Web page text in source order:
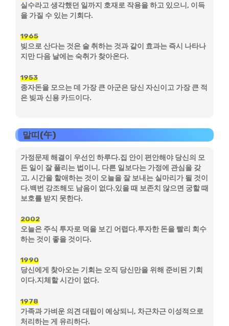
실수라고 생각했던 일까지 호재로 작용을 하고 있으니, 이득
을 가질 수 있는 기회다.
1965
빚으로 산다는 것은 술 취하는 것과 같이 효과는 즉시 나타나
지만 다음 날에는 숙취가 찾아온다.
1953
종자돈을 모으는 데 가장 큰 아군은 당신 자신이고 가장 큰 적
은 빚과 신용 카드이다.
말띠(午)
가정문제 해결이 우선인 하루다.집 안이 편안해야 당신의 모
든 일이 잘 풀리는 법이니, 다른 일보다는 가정에 관심을 갖
고, 시간을 할애하는 것이 오늘을 잘 보내는 실마리가 될 것이
다.백번 강조해도 남음이 없다.있을 때 보존치 않으면 궁할 때
보호를 받지 못한다.
2002
오늘은 주식 투자로 덕을 보긴 어렵다.투자한 돈을 빨리 회수
하는 것이 좋을 것이다.
1990
당신에게 찾아오는 기회는 오직 당신만을 위해 준비된 기회
이다.지체할 시간이 없다.
1978
가족과 가벼운 의견 대립이 예상되니, 차근차근 이성적으로
처리하는 게 유리하다.